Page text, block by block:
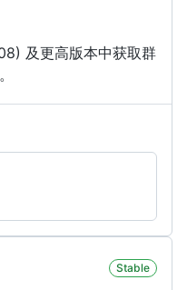
及更高版本中获取群
Stable